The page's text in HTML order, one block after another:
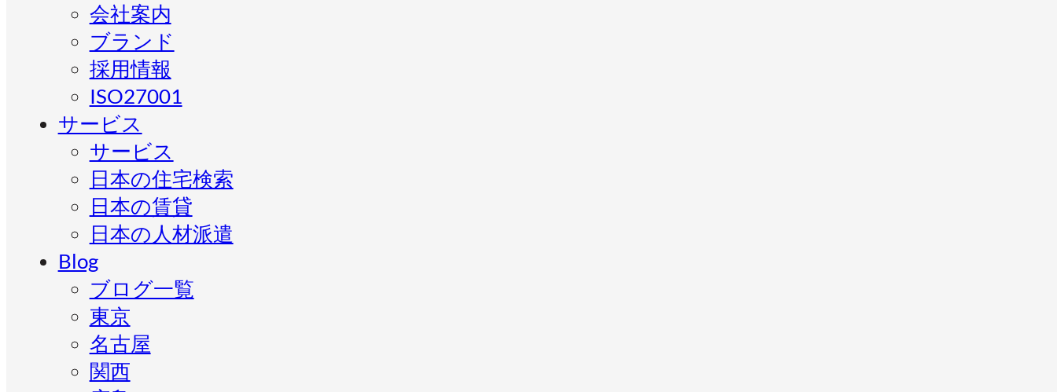
会社案内
ブランド
採用情報
ISO27001
サービス
サービス
日本の住宅検索
日本の賃貸
日本の人材派遣
Blog
ブログ一覧
東京
名古屋
関西